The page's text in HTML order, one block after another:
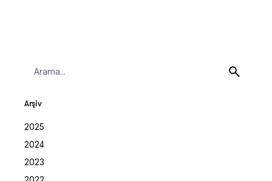
Arşiv
2025
2024
2023